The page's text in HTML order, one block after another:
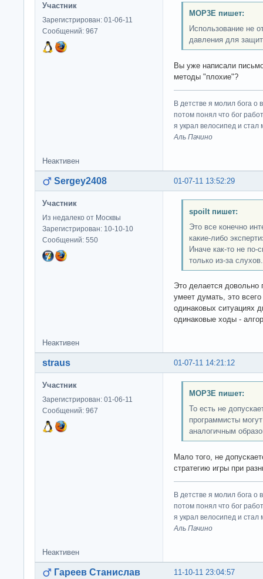
Участник
Зарегистрирован: 01-06-11
Сообщений: 967
MOP3E пишет:
Использование не
давления для
Вы уже написали
методы "плохие"?
В детстве я молил бога о
потом понял что бог
я украл велосипед и стал
Аль Пачино
Неактивен
01-07-11 13:52:29
Sergey2408
Участник
Из недалеко от Москвы
Зарегистрирован: 10-10-10
Сообщений: 550
spoilt пишет:
Это все конечно
какие-либо
Иначе как-то не по-
только из-за слухов.
Это делается
умеет думать, это
одинаковых ситуациях
одинаковые ходы -
Неактивен
01-07-11 14:21:12
straus
Участник
Зарегистрирован: 01-06-11
Сообщений: 967
MOP3E пишет:
То есть не
программисты
аналогичным
Мало того, не
стратегию игры при
В детстве я молил бога о
потом понял что бог
я украл велосипед и стал
Аль Пачино
Неактивен
11-10-11 23:04:57
Гареев Станислав